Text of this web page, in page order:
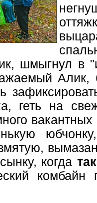
шмыгнул в
Алик,
геть на
когда так